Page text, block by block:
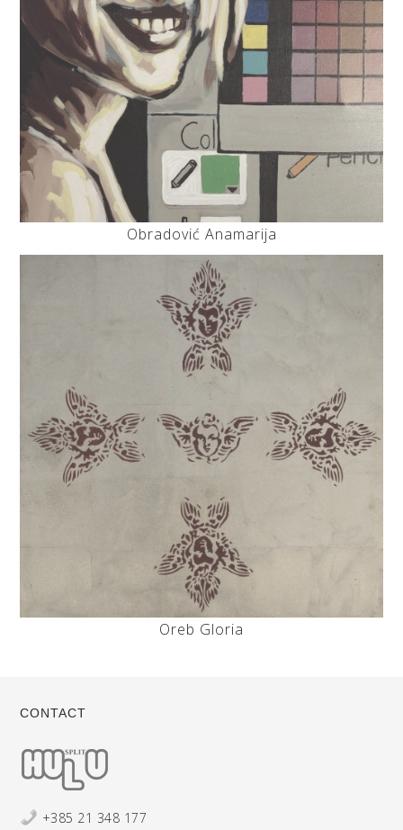
Obradović Anamarija
Oreb Gloria
CONTACT
+385 21 348 177